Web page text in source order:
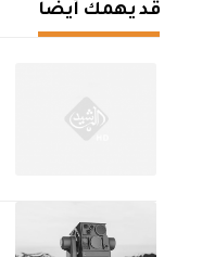
قد يهمك أيضا